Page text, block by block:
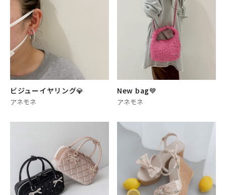
ビジューイヤリング💎
アネモネ
New bag💙
アネモネ